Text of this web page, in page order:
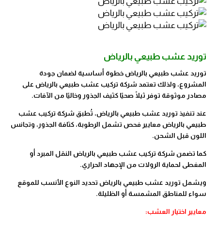
توريد عشب طبيعي بالرياض
توريد عشب طبيعي بالرياض خطوة أساسية لضمان جودة
المشروع، ولذلك تعتمد شركة تركيب عشب طبيعي بالرياض على
مصادر موثوقة توفر ثيلًا صحيًا كثيف الجذور وخاليًا من الآفات.
عند تنفيذ توريد عشب طبيعي بالرياض، تُطبق شركة تركيب عشب
طبيعي بالرياض معايير فحص تشمل الرطوبة، كثافة الجذور، وتجانس
اللون قبل الشحن.
كما تضمن شركة تركيب عشب طبيعي بالرياض النقل المبرد أو
المغطى لحماية الرولات من الإجهاد الحراري.
ويشمل توريد عشب طبيعي بالرياض تحديد النوع الأنسب للموقع
سواء للمناطق المشمسة أو الظليلة.
معايير اختيار العشب: